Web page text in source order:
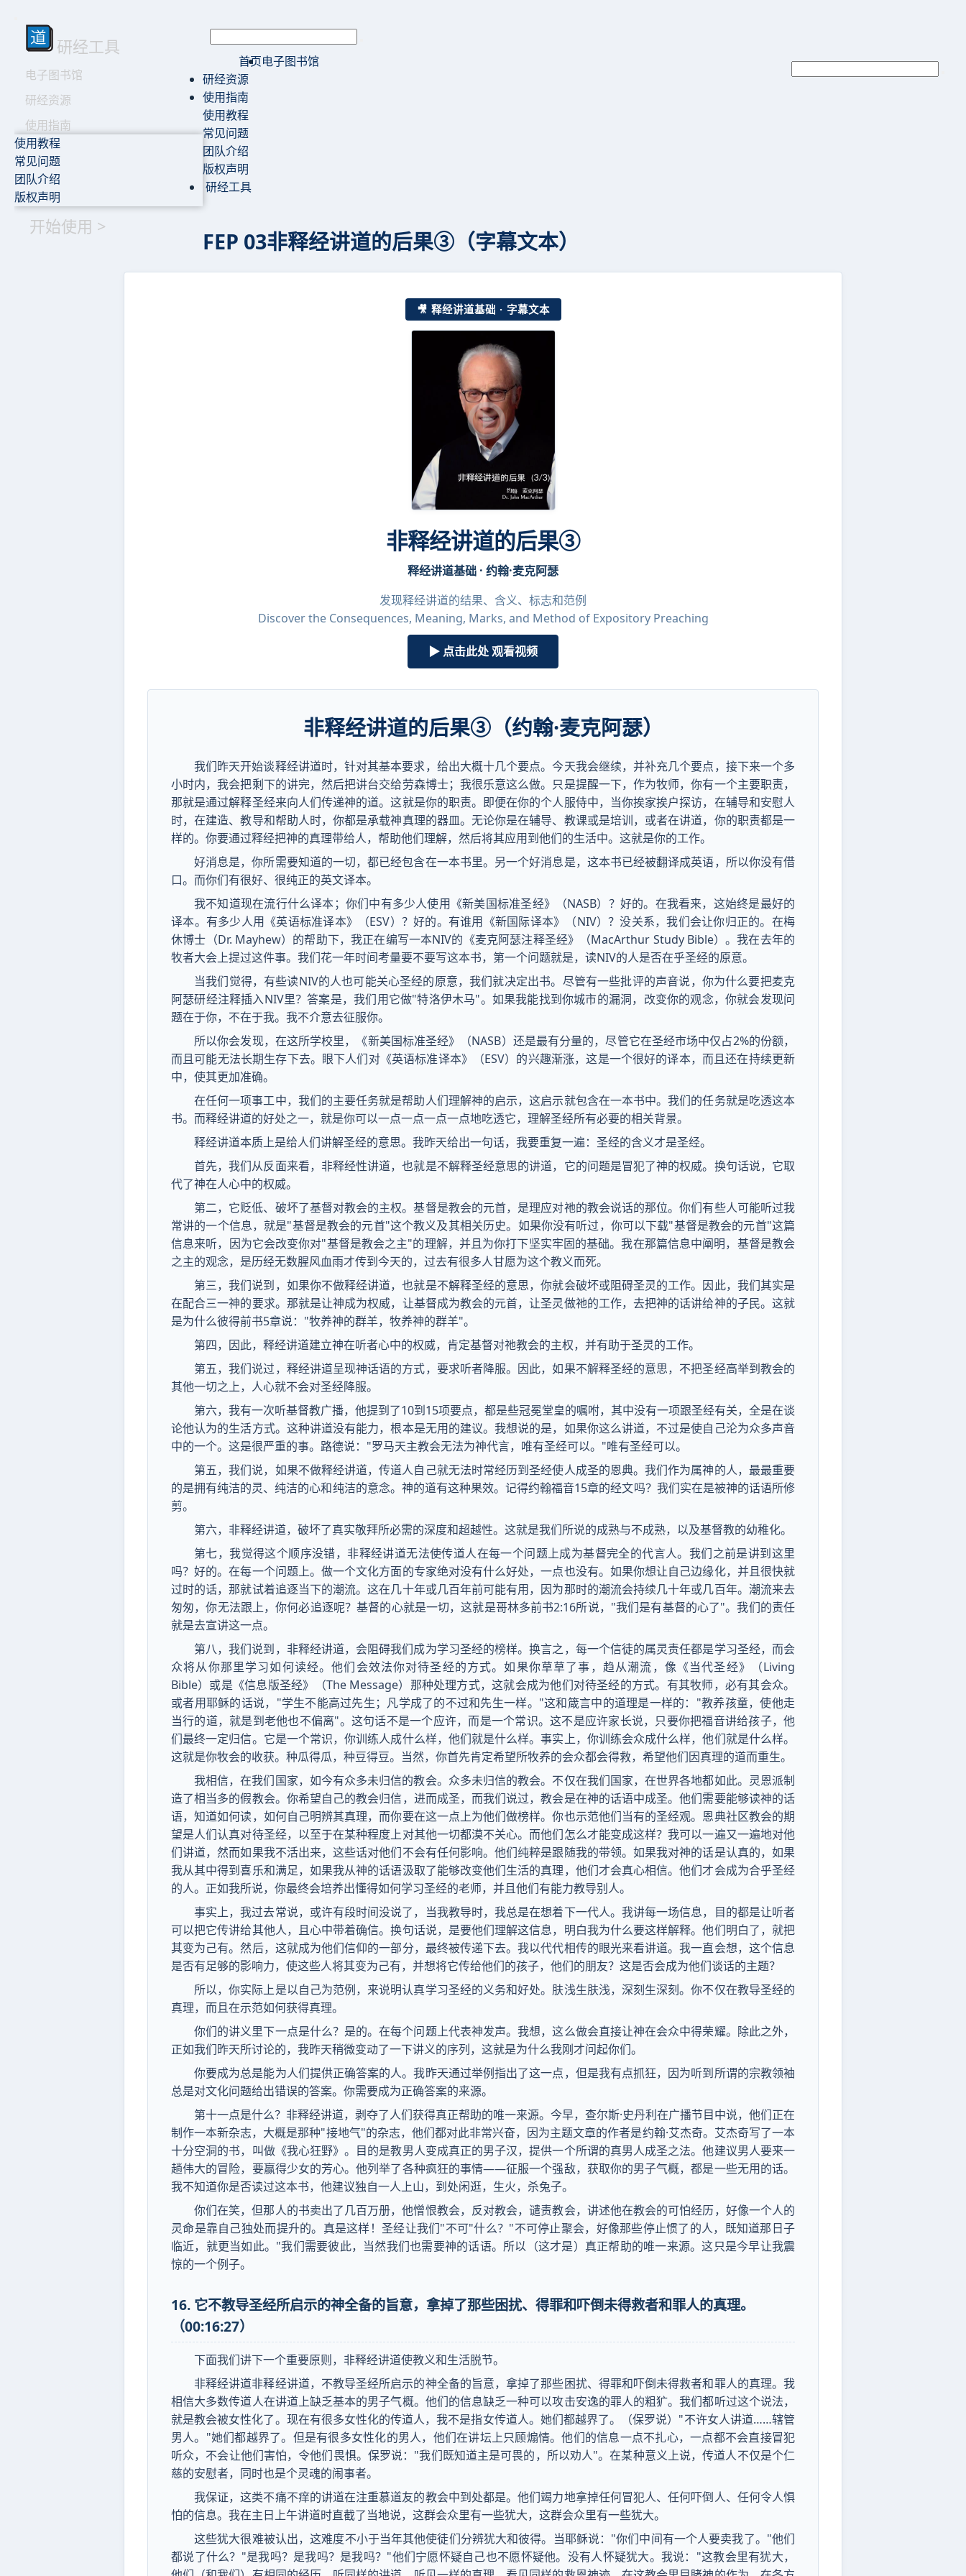
研经工具
电子图书馆
研经资源
使用指南
使用教程
常见问题
团队介绍
版权声明
开始使用 >
首页电子图书馆
研经资源
使用指南
使用教程
常见问题
团队介绍
版权声明
研经工具
FEP 03非释经讲道的后果③（字幕文本）
🎥 释经讲道基础 · 字幕文本
非释经讲道的后果③
释经讲道基础 · 约翰·麦克阿瑟
发现释经讲道的结果、含义、标志和范例
Discover the Consequences, Meaning, Marks, and Method of Expository Preaching
▶ 点击此处 观看视频
非释经讲道的后果③（约翰·麦克阿瑟）
我们昨天开始谈释经讲道时，针对其基本要求，给出大概十几个要点。今天我会继续，并补充几个要点，接下来一个多
小时内，我会把剩下的讲完，然后把讲台交给劳森博士；我很乐意这么做。只是提醒一下，作为牧师，你有一个主要职责，
那就是通过解释圣经来向人们传递神的道。这就是你的职责。即便在你的个人服侍中，当你挨家挨户探访，在辅导和安慰人
时，在建造、教导和帮助人时，你都是承载神真理的器皿。无论你是在辅导、教课或是培训，或者在讲道，你的职责都是一
样的。你要通过释经把神的真理带给人，帮助他们理解，然后将其应用到他们的生活中。这就是你的工作。
好消息是，你所需要知道的一切，都已经包含在一本书里。另一个好消息是，这本书已经被翻译成英语，所以你没有借
口。而你们有很好、很纯正的英文译本。
我不知道现在流行什么译本；你们中有多少人使用《新美国标准圣经》（NASB）？好的。在我看来，这始终是最好的
译本。有多少人用《英语标准译本》（ESV）？好的。有谁用《新国际译本》（NIV）？没关系，我们会让你归正的。在梅
休博士（Dr. Mayhew）的帮助下，我正在编写一本NIV的《麦克阿瑟注释圣经》（MacArthur Study Bible）。我在去年的
牧者大会上提过这件事。我们花一年时间考量要不要写这本书，第一个问题就是，读NIV的人是否在乎圣经的原意。
当我们觉得，有些读NIV的人也可能关心圣经的原意，我们就决定出书。尽管有一些批评的声音说，你为什么要把麦克
阿瑟研经注释插入NIV里？答案是，我们用它做"特洛伊木马"。如果我能找到你城市的漏洞，改变你的观念，你就会发现问
题在于你，不在于我。我不介意去征服你。
所以你会发现，在这所学校里，《新美国标准圣经》（NASB）还是最有分量的，尽管它在圣经市场中仅占2%的份额，
而且可能无法长期生存下去。眼下人们对《英语标准译本》（ESV）的兴趣渐涨，这是一个很好的译本，而且还在持续更新
中，使其更加准确。
在任何一项事工中，我们的主要任务就是帮助人们理解神的启示，这启示就包含在一本书中。我们的任务就是吃透这本
书。而释经讲道的好处之一，就是你可以一点一点一点一点地吃透它，理解圣经所有必要的相关背景。
释经讲道本质上是给人们讲解圣经的意思。我昨天给出一句话，我要重复一遍：圣经的含义才是圣经。
首先，我们从反面来看，非释经性讲道，也就是不解释圣经意思的讲道，它的问题是冒犯了神的权威。换句话说，它取
代了神在人心中的权威。
第二，它贬低、破坏了基督对教会的主权。基督是教会的元首，是理应对祂的教会说话的那位。你们有些人可能听过我
常讲的一个信息，就是"基督是教会的元首"这个教义及其相关历史。如果你没有听过，你可以下载"基督是教会的元首"这篇
信息来听，因为它会改变你对"基督是教会之主"的理解，并且为你打下坚实牢固的基础。我在那篇信息中阐明，基督是教会
之主的观念，是历经无数腥风血雨才传到今天的，过去有很多人甘愿为这个教义而死。
第三，我们说到，如果你不做释经讲道，也就是不解释圣经的意思，你就会破坏或阻碍圣灵的工作。因此，我们其实是
在配合三一神的要求。那就是让神成为权威，让基督成为教会的元首，让圣灵做祂的工作，去把神的话讲给神的子民。这就
是为什么彼得前书5章说："牧养神的群羊，牧养神的群羊"。
第四，因此，释经讲道建立神在听者心中的权威，肯定基督对祂教会的主权，并有助于圣灵的工作。
第五，我们说过，释经讲道呈现神话语的方式，要求听者降服。因此，如果不解释圣经的意思，不把圣经高举到教会的
其他一切之上，人心就不会对圣经降服。
第六，我有一次听基督教广播，他提到了10到15项要点，都是些冠冕堂皇的嘱咐，其中没有一项跟圣经有关，全是在谈
论他认为的生活方式。这种讲道没有能力，根本是无用的建议。我想说的是，如果你这么讲道，不过是使自己沦为众多声音
中的一个。这是很严重的事。路德说："罗马天主教会无法为神代言，唯有圣经可以。"唯有圣经可以。
第五，我们说，如果不做释经讲道，传道人自己就无法时常经历到圣经使人成圣的恩典。我们作为属神的人，最最重要
的是拥有纯洁的灵、纯洁的心和纯洁的意念。神的道有这种果效。记得约翰福音15章的经文吗？我们实在是被神的话语所修
剪。
第六，非释经讲道，破坏了真实敬拜所必需的深度和超越性。这就是我们所说的成熟与不成熟，以及基督教的幼稚化。
第七，我觉得这个顺序没错，非释经讲道无法使传道人在每一个问题上成为基督完全的代言人。我们之前是讲到这里
吗？好的。在每一个问题上。做一个文化方面的专家绝对没有什么好处，一点也没有。如果你想让自己边缘化，并且很快就
过时的话，那就试着追逐当下的潮流。这在几十年或几百年前可能有用，因为那时的潮流会持续几十年或几百年。潮流来去
匆匆，你无法跟上，你何必追逐呢？基督的心就是一切，这就是哥林多前书2:16所说，"我们是有基督的心了"。我们的责任
就是去宣讲这一点。
第八，我们说到，非释经讲道，会阻碍我们成为学习圣经的榜样。换言之，每一个信徒的属灵责任都是学习圣经，而会
众将从你那里学习如何读经。他们会效法你对待圣经的方式。如果你草草了事，趋从潮流，像《当代圣经》（Living
Bible）或是《信息版圣经》（The Message）那种处理方式，这就会成为他们对待圣经的方式。有其牧师，必有其会众。
或者用耶稣的话说，"学生不能高过先生；凡学成了的不过和先生一样。"这和箴言中的道理是一样的："教养孩童，使他走
当行的道，就是到老他也不偏离"。这句话不是一个应许，而是一个常识。这不是应许家长说，只要你把福音讲给孩子，他
们最终一定归信。它是一个常识，你训练人成什么样，他们就是什么样。事实上，你训练会众成什么样，他们就是什么样。
这就是你牧会的收获。种瓜得瓜，种豆得豆。当然，你首先肯定希望所牧养的会众都会得救，希望他们因真理的道而重生。
我相信，在我们国家，如今有众多未归信的教会。众多未归信的教会。不仅在我们国家，在世界各地都如此。灵恩派制
造了相当多的假教会。你希望自己的教会归信，进而成圣，而我们说过，教会是在神的话语中成圣。他们需要能够读神的话
语，知道如何读，如何自己明辨其真理，而你要在这一点上为他们做榜样。你也示范他们当有的圣经观。恩典社区教会的期
望是人们认真对待圣经，以至于在某种程度上对其他一切都漠不关心。而他们怎么才能变成这样？我可以一遍又一遍地对他
们讲道，然而如果我不活出来，这些话对他们不会有任何影响。他们纯粹是跟随我的带领。如果我对神的话是认真的，如果
我从其中得到喜乐和满足，如果我从神的话语汲取了能够改变他们生活的真理，他们才会真心相信。他们才会成为合乎圣经
的人。正如我所说，你最终会培养出懂得如何学习圣经的老师，并且他们有能力教导别人。
事实上，我过去常说，或许有段时间没说了，当我教导时，我总是在想着下一代人。我讲每一场信息，目的都是让听者
可以把它传讲给其他人，且心中带着确信。换句话说，是要他们理解这信息，明白我为什么要这样解释。他们明白了，就把
其变为己有。然后，这就成为他们信仰的一部分，最终被传递下去。我以代代相传的眼光来看讲道。我一直会想，这个信息
是否有足够的影响力，使这些人将其变为己有，并想将它传给他们的孩子，他们的朋友？这是否会成为他们谈话的主题？
所以，你实际上是以自己为范例，来说明认真学习圣经的义务和好处。肤浅生肤浅，深刻生深刻。你不仅在教导圣经的
真理，而且在示范如何获得真理。
你们的讲义里下一点是什么？是的。在每个问题上代表神发声。我想，这么做会直接让神在会众中得荣耀。除此之外，
正如我们昨天所讨论的，我昨天稍微变动了一下讲义的序列，这就是为什么我刚才问起你们。
你要成为总是能为人们提供正确答案的人。我昨天通过举例指出了这一点，但是我有点抓狂，因为听到所谓的宗教领袖
总是对文化问题给出错误的答案。你需要成为正确答案的来源。
第十一点是什么？非释经讲道，剥夺了人们获得真正帮助的唯一来源。今早，查尔斯·史丹利在广播节目中说，他们正在
制作一本新杂志，大概是那种"接地气"的杂志，他们都对此非常兴奋，因为主题文章的作者是约翰·艾杰奇。艾杰奇写了一本
十分空洞的书，叫做《我心狂野》。目的是教男人变成真正的男子汉，提供一个所谓的真男人成圣之法。他建议男人要来一
趟伟大的冒险，要赢得少女的芳心。他列举了各种疯狂的事情——征服一个强敌，获取你的男子气概，都是一些无用的话。
我不知道你是否读过这本书，他建议独自一人上山，到处闲逛，生火，杀兔子。
你们在笑，但那人的书卖出了几百万册，他憎恨教会，反对教会，谴责教会，讲述他在教会的可怕经历，好像一个人的
灵命是靠自己独处而提升的。真是这样！圣经让我们"不可"什么？"不可停止聚会，好像那些停止惯了的人，既知道那日子
临近，就更当如此。"我们需要彼此，当然我们也需要神的话语。所以（这才是）真正帮助的唯一来源。这只是今早让我震
惊的一个例子。
16. 它不教导圣经所启示的神全备的旨意，拿掉了那些困扰、得罪和吓倒未得救者和罪人的真理。
（00:16:27）
下面我们讲下一个重要原则，非释经讲道使教义和生活脱节。
非释经讲道非释经讲道，不教导圣经所启示的神全备的旨意，拿掉了那些困扰、得罪和吓倒未得救者和罪人的真理。我
相信大多数传道人在讲道上缺乏基本的男子气概。他们的信息缺乏一种可以攻击安逸的罪人的粗犷。我们都听过这个说法，
就是教会被女性化了。现在有很多女性化的传道人，我不是指女传道人。她们都越界了。（保罗说）"不许女人讲道……辖管
男人。"她们都越界了。但是有很多女性化的男人，他们在讲坛上只顾煽情。他们的信息一点不扎心，一点都不会直接冒犯
听众，不会让他们害怕，令他们畏惧。保罗说："我们既知道主是可畏的，所以劝人"。在某种意义上说，传道人不仅是个仁
慈的安慰者，同时也是个灵魂的闹事者。
我保证，这类不痛不痒的讲道在注重慕道友的教会中到处都是。他们竭力地拿掉任何冒犯人、任何吓倒人、任何令人惧
怕的信息。我在主日上午讲道时直截了当地说，这群会众里有一些犹大，这群会众里有一些犹大。
这些犹大很难被认出，这难度不小于当年其他使徒们分辨犹大和彼得。当耶稣说："你们中间有一个人要卖我了。"他们
都说了什么？"是我吗？是我吗？是我吗？"他们宁愿怀疑自己也不愿怀疑他。没有人怀疑犹大。我说："这教会里有犹大，